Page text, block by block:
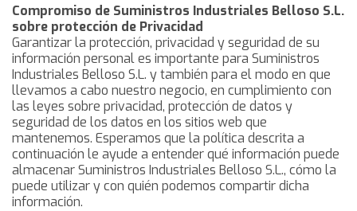
Compromiso de Suministros Industriales Belloso S.L.
sobre protección de Privacidad
Garantizar la protección, privacidad y seguridad de su
información personal es importante para Suministros
Industriales Belloso S.L. y también para el modo en que
llevamos a cabo nuestro negocio, en cumplimiento con
las leyes sobre privacidad, protección de datos y
seguridad de los datos en los sitios web que
mantenemos. Esperamos que la política descrita a
continuación le ayude a entender qué información puede
almacenar Suministros Industriales Belloso S.L., cómo la
puede utilizar y con quién podemos compartir dicha
información.
Contact us